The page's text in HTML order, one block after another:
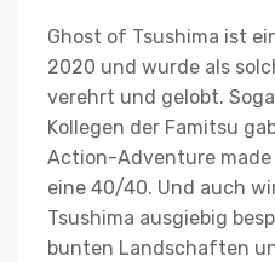
Ghost of Tsushima ist
2020 und wurde als
verehrt und gelobt.
Kollegen der Famitsu
Action-Adventure
eine 40/40. Und auch
Tsushima ausgiebig
bunten Landschaften